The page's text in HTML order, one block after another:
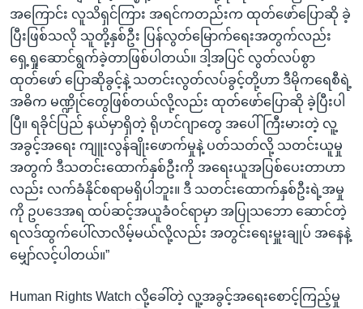
အကြောင်း လူသိရှင်ကြား အရင်ကတည်းက ထုတ်ဖော်ပြောဆို ခဲ့
ပြီးဖြစ်သလို သူတို့နှစ်ဦး ပြန်လွတ်မြောက်ရေးအတွက်လည်း
ရှေ့ရှုဆောင်ရွက်ခဲ့တာဖြစ်ပါတယ်။ ဒါ့အပြင် လွတ်လပ်စွာ
ထုတ်ဖော် ပြောဆိုခွင့်နဲ့ သတင်းလွတ်လပ်ခွင့်တို့ဟာ ဒီမိုကရေစီရဲ့
အဓိက မဏ္ဍိုင်တွေဖြစ်တယ်လို့လည်း ထုတ်ဖော်ပြောဆို ခဲ့ပြီးပါ
ပြီ။ ရခိုင်ပြည် နယ်မှာရှိတဲ့ ရိုဟင်ဂျာတွေ အပေါ် ကြီးမားတဲ့ လူ့
အခွင့်အရေး ကျူးလွန်ချိုးဖောက်မှုနဲ့ ပတ်သတ်လို့ သတင်းယူမှု
အတွက် ဒီသတင်းထောက်နှစ်ဦးကို အရေးယူအပြစ်ပေးတာဟာ
လည်း လက်ခံနိုင်စရာမရှိပါဘူး။ ဒီ သတင်းထောက်နှစ်ဦးရဲ့အမှု
ကို ဥပဒေအရ ထပ်ဆင့်အယူခံဝင်ရာမှာ အပြုသဘော ဆောင်တဲ့
ရလဒ်ထွက်ပေါ်လာလိမ့်မယ်လို့လည်း အတွင်းရေးမှူးချုပ် အနေနဲ့
မျှော်လင့်ပါတယ်။”
Human Rights Watch လို့ခေါ်တဲ့ လူ့အခွင့်အရေးစောင့်ကြည့်မှု